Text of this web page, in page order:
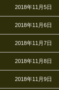
2018年11月5日
2018年11月6日
2018年11月7日
2018年11月8日
2018年11月9日